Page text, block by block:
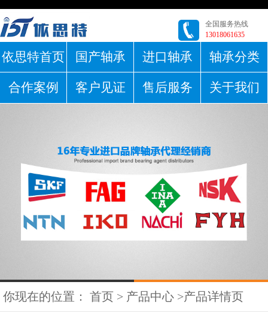
全国服务热线
13018061635
依思特首页 国产轴承 进口轴承 轴承分类
合作案例 客户见证 售后服务 关于我们
你现在的位置： 首页 > 产品中心 >产品详情页